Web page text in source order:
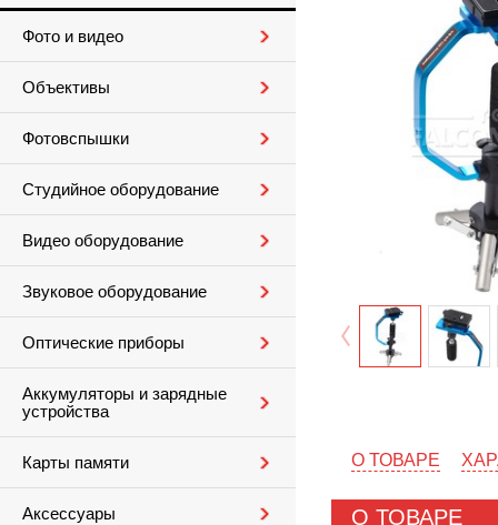
Фото и видео
Объективы
Фотовспышки
Студийное оборудование
Видео оборудование
Звуковое оборудование
Оптические приборы
Аккумуляторы и зарядные
устройства
Карты памяти
Аксессуары
О ТОВАРЕ
О ТОВАРЕ